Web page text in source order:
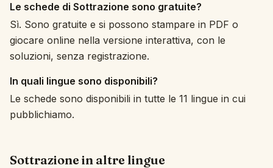
Le schede di Sottrazione sono gratuite?
Sì. Sono gratuite e si possono stampare in PDF o
giocare online nella versione interattiva, con le
soluzioni, senza registrazione.
In quali lingue sono disponibili?
Le schede sono disponibili in tutte le 11 lingue in cui
pubblichiamo.
Sottrazione in altre lingue